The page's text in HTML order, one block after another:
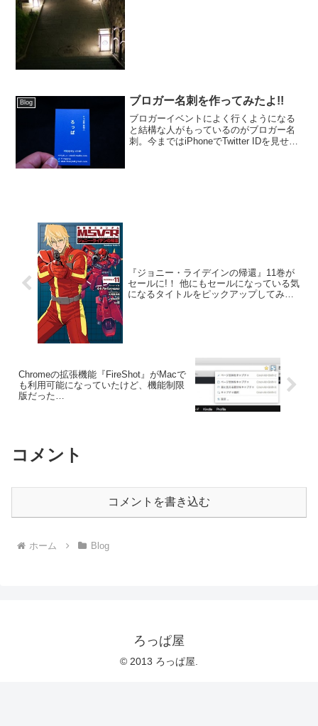
Blog ブロガー名刺を作ってみたよ!!
ブロガーイベントによく行くようになる
と結構な人がもっているのがブロガー名
刺。今まではiPhoneでTwitter IDを見せて
『ジョニー・ライデインの帰還』11巻が
セールに!！ 他にもセールになっている気
になるタイトルをピックアップしてみ
Chromeの拡張機能『FireShot』がMacで
も利用可能になっていたけど、機能制限
版だった…
コメント
コメントを書き込む
ホーム Blog
ろっぱ屋
© 2013 ろっぱ屋.